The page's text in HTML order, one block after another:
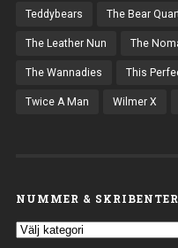
Teddybears The Bear
The Leather Nun The
The Wannadies This
Twice A Man Wilmer X
NUMMER & SKRIBENTER